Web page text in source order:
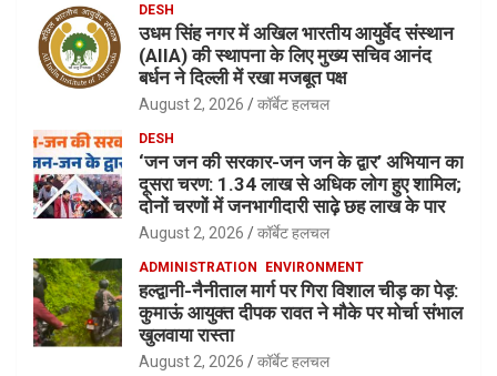
DESH
उधम सिंह नगर में अखिल भारतीय आयुर्वेद संस्थान
(AIIA) की स्थापना के लिए मुख्य सचिव आनंद
बर्धन ने दिल्ली में रखा मजबूत पक्ष
August 2, 2026 कॉर्बेट हलचल
DESH
‘जन जन की सरकार-जन जन के द्वार’ अभियान का
दूसरा चरण: 1.34 लाख से अधिक लोग हुए शामिल;
दोनों चरणों में जनभागीदारी साढ़े छह लाख के पार
August 2, 2026 कॉर्बेट हलचल
ADMINISTRATION ENVIRONMENT
हल्द्वानी-नैनीताल मार्ग पर गिरा विशाल चीड़ का पेड़:
कुमाऊं आयुक्त दीपक रावत ने मौके पर मोर्चा संभाल
खुलवाया रास्ता
August 2, 2026 कॉर्बेट हलचल